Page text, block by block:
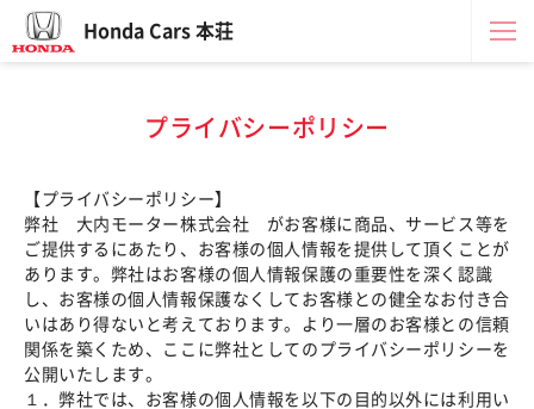
Honda Cars 本荘
プライバシーポリシー
【プライバシーポリシー】
弊社 大内モーター株式会社 がお客様に商品、サービス等を
ご提供するにあたり、お客様の個人情報を提供して頂くことが
あります。弊社はお客様の個人情報保護の重要性を深く認識
し、お客様の個人情報保護なくしてお客様との健全なお付き合
いはあり得ないと考えております。より一層のお客様との信頼
関係を築くため、ここに弊社としてのプライバシーポリシーを
公開いたします。
１．弊社では、お客様の個人情報を以下の目的以外には利用い